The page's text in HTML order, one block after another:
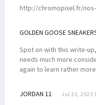
http://chromopixel.fr/
GOLDEN GOOSE
Spot on with this write-
needs much more
again to learn rather
JORDAN 11 Jul 31, 2023